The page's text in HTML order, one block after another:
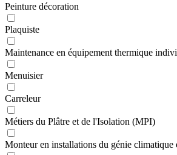
Peinture décoration
Plaquiste
Maintenance en équipement thermique
Menuisier
Carreleur
Métiers du Plâtre et de l'Isolation (MPI)
Monteur en installations du génie